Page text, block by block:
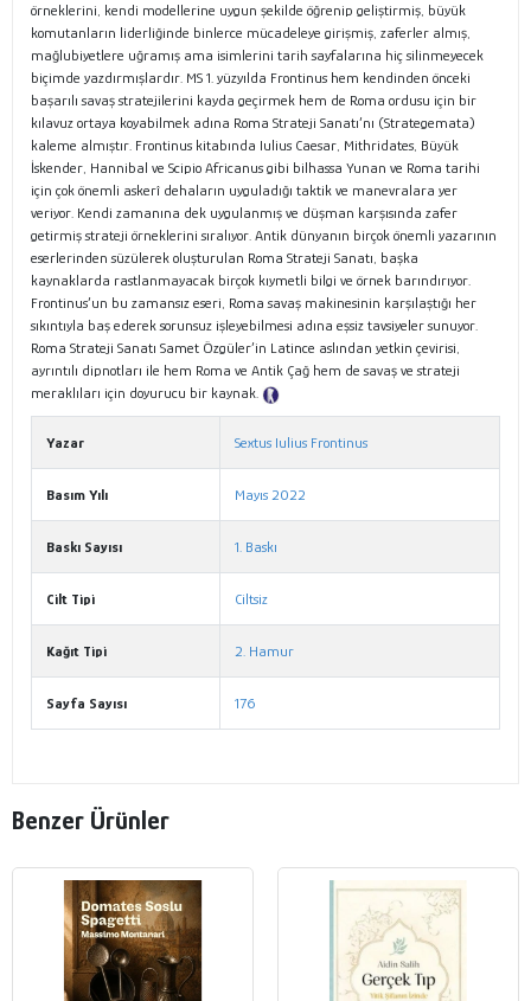
örneklerini, kendi modellerine uygun şekilde öğrenip geliştirmiş, büyük
komutanların liderliğinde binlerce mücadeleye girişmiş, zaferler almış,
mağlubiyetlere uğramış ama isimlerini tarih sayfalarına hiç silinmeyecek
biçimde yazdırmışlardır. MS 1. yüzyılda Frontinus hem kendinden önceki
başarılı savaş stratejilerini kayda geçirmek hem de Roma ordusu için bir
kılavuz ortaya koyabilmek adına Roma Strateji Sanatı’nı (Strategemata)
kaleme almıştır. Frontinus kitabında Iulius Caesar, Mithridates, Büyük
İskender, Hannibal ve Scipio Africanus gibi bilhassa Yunan ve Roma tarihi
için çok önemli askerî dehaların uyguladığı taktik ve manevralara yer
veriyor. Kendi zamanına dek uygulanmış ve düşman karşısında zafer
getirmiş strateji örneklerini sıralıyor. Antik dünyanın birçok önemli yazarının
eserlerinden süzülerek oluşturulan Roma Strateji Sanatı, başka
kaynaklarda rastlanmayacak birçok kıymetli bilgi ve örnek barındırıyor.
Frontinus’un bu zamansız eseri, Roma savaş makinesinin karşılaştığı her
sıkıntıyla baş ederek sorunsuz işleyebilmesi adına eşsiz tavsiyeler sunuyor.
Roma Strateji Sanatı Samet Özgüler’in Latince aslından yetkin çevirisi,
ayrıntılı dipnotları ile hem Roma ve Antik Çağ hem de savaş ve strateji
meraklıları için doyurucu bir kaynak.
Yazar Sextus Iulius Frontinus
Basım Yılı Mayıs 2022
Baskı Sayısı 1. Baskı
Cilt Tipi Ciltsiz
Kağıt Tipi 2. Hamur
Sayfa Sayısı 176
Benzer Ürünler